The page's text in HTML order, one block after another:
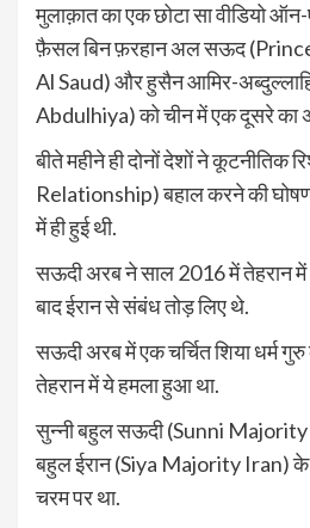
मुलाक़ात का एक छोटा सा वीडियो
फ़ैसल बिन फ़रहान अल सऊद
Al Saud) और हुसैन आमिर-
Abdulhiya) को चीन में एक दूसरे का
बीते महीने ही दोनों देशों ने कूटनीतिक
Relationship) बहाल करने की
में ही हुई थी.
सऊदी अरब ने साल 2016 में तेहरान
बाद ईरान से संबंध तोड़ लिए थे.
सऊदी अरब में एक चर्चित शिया धर्म
तेहरान में ये हमला हुआ था.
सुन्नी बहुल सऊदी (Sunni
बहुल ईरान (Siya Majority Iran) के
चरम पर था.